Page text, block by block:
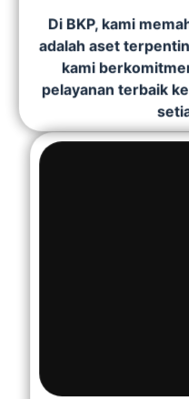
Di BKP, kami
adalah aset
kami
pelayanan terbaik